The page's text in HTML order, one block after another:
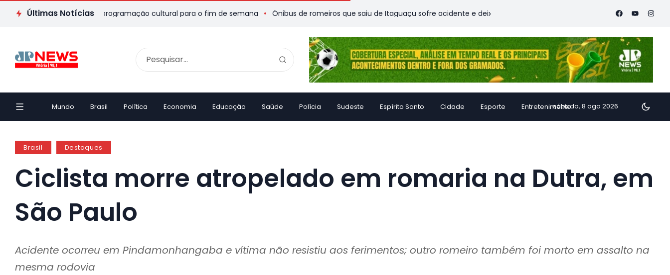
Últimas Notícias
ES: veja passeios e programação cultural para o fim de semana Ônibus de romeiros que saiu de Itaguaçu sofre acidente e deixa vítimas Família de Alfredo Chaves transforma
Mundo Brasil Política Economia Educação Saúde Polícia Sudeste Espírito Santo Cidade Esporte Entretenimentosábado, 8 ago 2026
Brasil Destaques
Ciclista morre atropelado em romaria na Dutra, em
São Paulo
Acidente ocorreu em Pindamonhangaba e vítima não resistiu aos ferimentos; outro romeiro também foi morto em assalto na
mesma rodovia